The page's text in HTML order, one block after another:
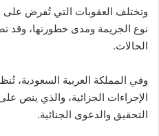
وتختلف العقوبات التي تُفرض على
نوع الجريمة ومدى خطورتها، وقد
الحالات.
وفي المملكة العربية السعودية،
الإجراءات الجزائية، والذي ينص
التحقيق والدعوى الجنائية.